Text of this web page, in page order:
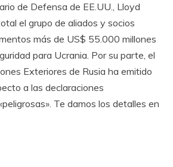
de Defensa de EE.UU., Lloyd
el grupo de aliados y socios
más de US$ 55.000 millones
para Ucrania. Por su parte, el
Exteriores de Rusia ha emitido
a las declaraciones
Te damos los detalles en